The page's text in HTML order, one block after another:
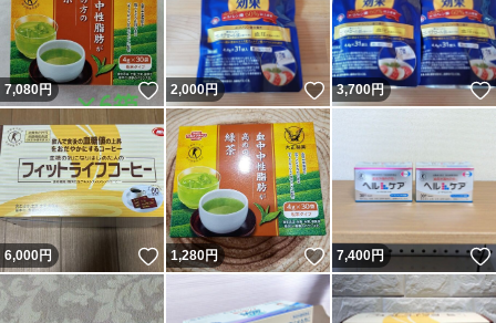
7,080円 いいね！
2,000円 いいね！
3,700円
6,000円 いいね！
1,280円 いいね！
7,400円